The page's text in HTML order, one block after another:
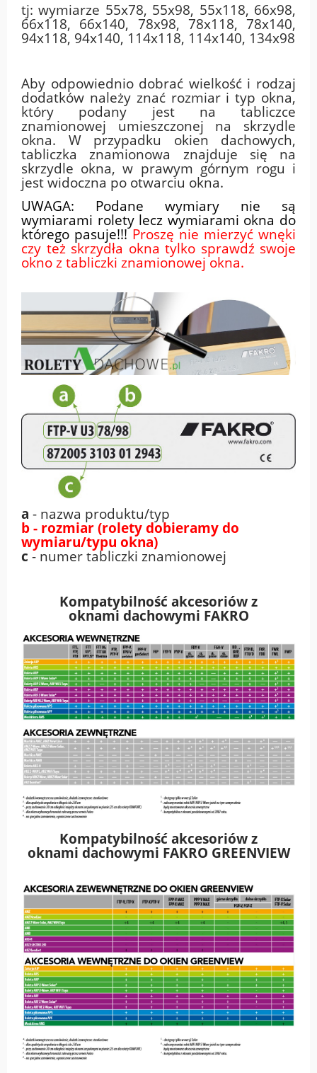
tj: wymiarze 55x78, 55x98, 55x118, 66x98,
66x118, 66x140, 78x98, 78x118, 78x140,
94x118, 94x140, 114x118, 114x140, 134x98
Aby odpowiednio dobrać wielkość i rodzaj
dodatków należy znać rozmiar i typ okna,
który podany jest na tabliczce
znamionowej umieszczonej na skrzydle
okna. W przypadku okien dachowych,
tabliczka znamionowa znajduje się na
skrzydle okna, w prawym górnym rogu i
jest widoczna po otwarciu okna.
UWAGA: Podane wymiary nie są
wymiarami rolety lecz wymiarami okna do
którego pasuje!!!Proszę nie mierzyć wnęki
czy też skrzydła okna tylko sprawdź swoje
okno z tabliczki znamionowej okna.
a - nazwa produktu/typ
b - rozmiar (rolety dobieramy do
wymiaru/typu okna)
c - numer tabliczki znamionowej
Kompatybilność akcesoriów z
oknami dachowymi FAKRO
Kompatybilność akcesoriów z
oknami dachowymi FAKRO GREENVIEW